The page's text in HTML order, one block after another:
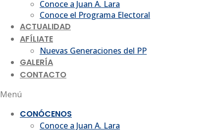
Conoce a Juan A. Lara
Conoce el Programa Electoral
ACTUALIDAD
AFÍLIATE
Nuevas Generaciones del PP
GALERÍA
CONTACTO
Menú
CONÓCENOS
Conoce a Juan A. Lara